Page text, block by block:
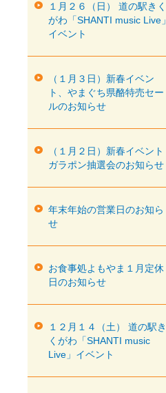
１月２６（日） 道の駅きく
がわ「SHANTI music Live」
イベント
（１月３日）新春イベン
ト、やまぐち県酪特売セー
ルのお知らせ
（１月２日）新春イベント
ガラポン抽選会のお知らせ
年末年始の営業日のお知ら
せ
お食事処よもやま１月定休
日のお知らせ
１２月１４（土） 道の駅き
くがわ「SHANTI music
Live」イベント